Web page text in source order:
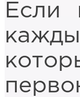
Если